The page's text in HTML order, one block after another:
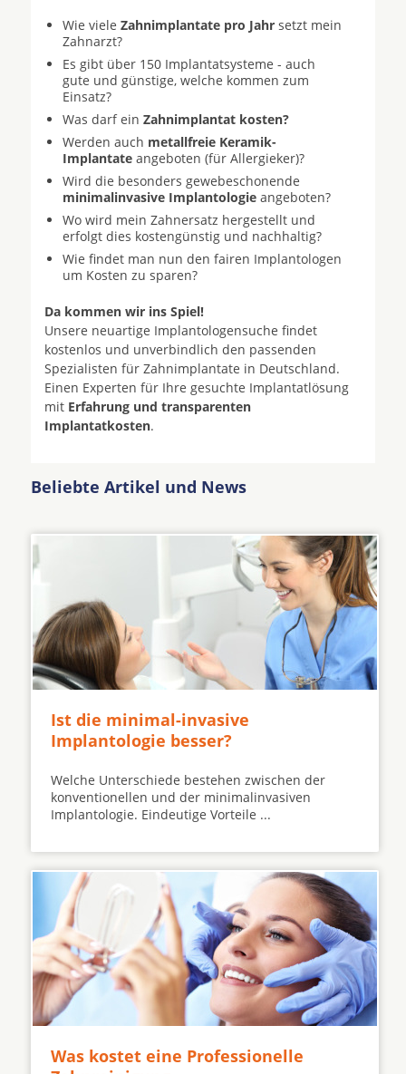
Wie viele Zahnimplantate pro Jahr setzt mein
Zahnarzt?
Es gibt über 150 Implantatsysteme - auch
gute und günstige, welche kommen zum
Einsatz?
Was darf ein Zahnimplantat kosten?
Werden auch metallfreie Keramik-
Implantate angeboten (für Allergieker)?
Wird die besonders gewebeschonende
minimalinvasive Implantologie angeboten?
Wo wird mein Zahnersatz hergestellt und
erfolgt dies kostengünstig und nachhaltig?
Wie findet man nun den fairen Implantologen
um Kosten zu sparen?
Da kommen wir ins Spiel!
Unsere neuartige Implantologensuche findet
kostenlos und unverbindlich den passenden
Spezialisten für Zahnimplantate in Deutschland.
Einen Experten für Ihre gesuchte Implantatlösung
mit Erfahrung und transparenten
Implantatkosten.
Beliebte Artikel und News
Ist die minimal-invasive
Implantologie besser?
Welche Unterschiede bestehen zwischen der
konventionellen und der minimalinvasiven
Implantologie. Eindeutige Vorteile ...
Was kostet eine Professionelle